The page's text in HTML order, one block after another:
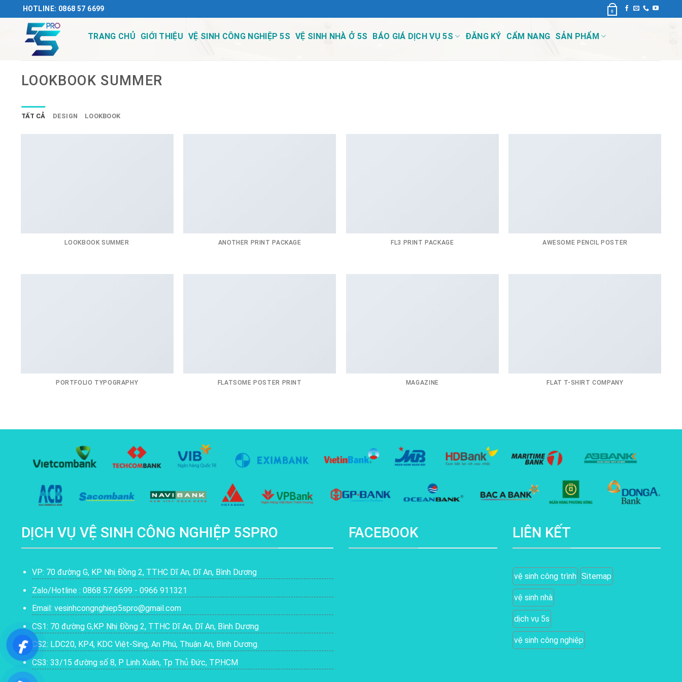
Chuyển
đến
HOTLINE: 0868 57 6699 0
TRANG CHỦ GIỚI THIỆU VỆ SINH CÔNG NGHIỆP 5S VỆ SINH NHÀ Ở 5S BÁO GIÁ DỊCH VỤ 5S ĐĂNG KÝ CẨM NANG SẢN PHẨM
LOOKBOOK SUMMER
TẤT CẢ DESIGN LOOKBOOK
LOOKBOOK SUMMER ANOTHER PRINT PACKAGE FL3 PRINT PACKAGE AWESOME PENCIL POSTER
PORTFOLIO TYPOGRAPHY FLATSOME POSTER PRINT MAGAZINE FLAT T-SHIRT COMPANY
DỊCH VỤ VỆ SINH CÔNG NGHIỆP 5SPRO
VP: 70 đường G, KP Nhị Đồng 2, TTHC Dĩ An, Dĩ An, Bình Dương
Zalo/Hotline : 0868 57 6699 - 0966 911321
Email: vesinhcongnghiep5spro@gmail.com
CS1: 70 đường G,KP Nhị Đồng 2, TTHC Dĩ An, Dĩ An, Bình Dương
CS2: LDC20, KP4, KDC Việt-Sing, An Phú, Thuận An, Bình Dương.
CS3: 33/15 đường số 8, P Linh Xuân, Tp Thủ Đức, TP.HCM
FACEBOOK LIÊN KẾT
vệ sinh công trình Sitemap
vệ sinh nhà
dịch vụ 5s
vệ sinh công nghiệp